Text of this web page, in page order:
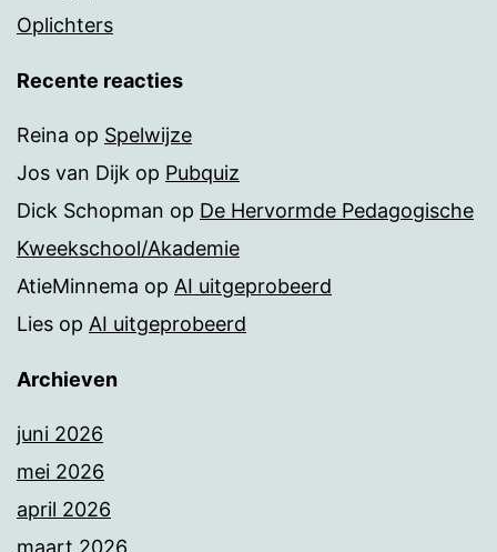
Oplichters
Recente reacties
Reina op Spelwijze
Jos van Dijk op Pubquiz
Dick Schopman op De Hervormde Pedagogische
Kweekschool/Akademie
AtieMinnema op AI uitgeprobeerd
Lies op AI uitgeprobeerd
Archieven
juni 2026
mei 2026
april 2026
maart 2026